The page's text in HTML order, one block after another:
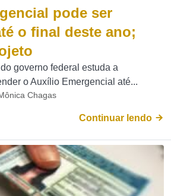
pode ser
o final deste ano;
governo federal estuda a
o Auxílio Emergencial até...
Chagas
Continuar lendo